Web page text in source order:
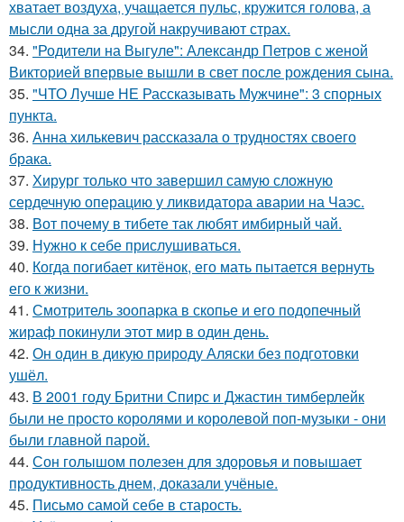
хватает воздуха, учащается пульс, кружится голова, а
мысли одна за другой накручивают страх.
34. "Родители на Выгуле": Александр Петров с женой
Викторией впервые вышли в свет после рождения сына.
35. "ЧТО Лучше НЕ Рассказывать Мужчине": 3 спорных
пункта.
36. Анна хилькевич рассказала о трудностях своего
брака.
37. Хирург только что завершил самую сложную
сердечную операцию у ликвидатора аварии на Чаэс.
38. Вот почему в тибете так любят имбирный чай.
39. Нужно к себе прислушиваться.
40. Когда погибает китёнок, его мать пытается вернуть
его к жизни.
41. Смотритель зоопарка в скопье и его подопечный
жираф покинули этот мир в один день.
42. Он один в дикую природу Аляски без подготовки
ушёл.
43. В 2001 году Бритни Спирс и Джастин тимберлейк
были не просто королями и королевой поп-музыки - они
были главной парой.
44. Сон голышом полезен для здоровья и повышает
продуктивность днем, доказали учёные.
45. Письмо самoй себе в старость.